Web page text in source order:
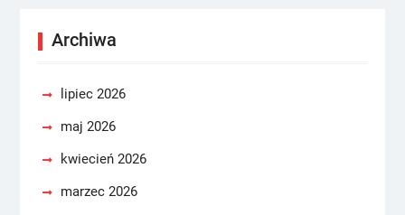
Archiwa
lipiec 2026
maj 2026
kwiecień 2026
marzec 2026